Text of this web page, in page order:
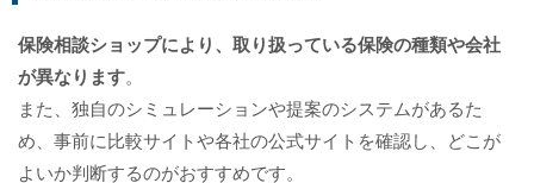
保険相談ショップにより、取り扱っている保険の種類や会社
が異なります。
また、独自のシミュレーションや提案のシステムがあるた
め、事前に比較サイトや各社の公式サイトを確認し、どこが
よいか判断するのがおすすめです。